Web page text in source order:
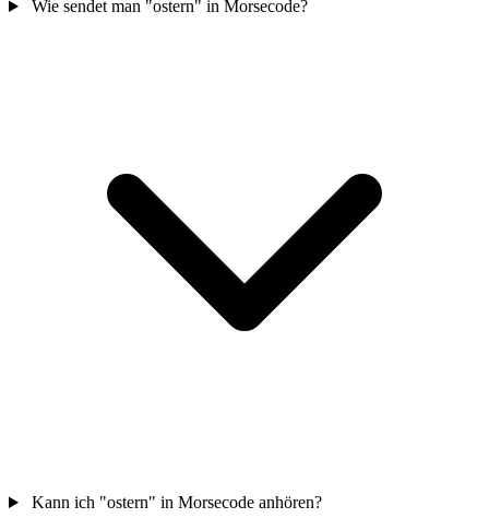
Wie sendet man "ostern" in Morsecode?
Kann ich "ostern" in Morsecode anhören?